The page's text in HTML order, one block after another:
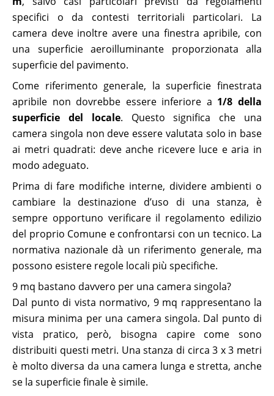
specifici o da contesti territoriali particolari. La
camera deve inoltre avere una finestra apribile, con
una superficie aeroilluminante proporzionata alla
superficie del pavimento.
Come riferimento generale, la superficie finestrata
apribile non dovrebbe essere inferiore a 1/8 della
superficie del locale. Questo significa che una
camera singola non deve essere valutata solo in base
ai metri quadrati: deve anche ricevere luce e aria in
modo adeguato.
Prima di fare modifiche interne, dividere ambienti o
cambiare la destinazione d’uso di una stanza, è
sempre opportuno verificare il regolamento edilizio
del proprio Comune e confrontarsi con un tecnico. La
normativa nazionale dà un riferimento generale, ma
possono esistere regole locali più specifiche.
9 mq bastano davvero per una camera singola?
Dal punto di vista normativo, 9 mq rappresentano la
misura minima per una camera singola. Dal punto di
vista pratico, però, bisogna capire come sono
distribuiti questi metri. Una stanza di circa 3 x 3 metri
è molto diversa da una camera lunga e stretta, anche
se la superficie finale è simile.